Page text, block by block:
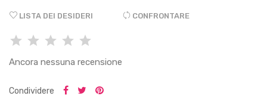
LISTA DEI DESIDERI CONFRONTARE
Ancora nessuna recensione
Condividere